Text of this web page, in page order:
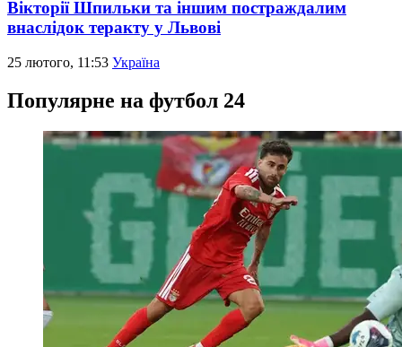
Вікторії Шпильки та іншим постраждалим
внаслідок теракту у Львові
25 лютого, 11:53 Україна
Популярне на футбол 24